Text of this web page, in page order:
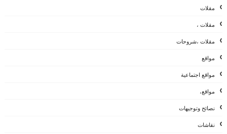
مقلات
مقلات ،
مقلات ،شروحات
مواقع
مواقع اجتماعية
مواقع،
نصائح وتوجيهات
نقاشات